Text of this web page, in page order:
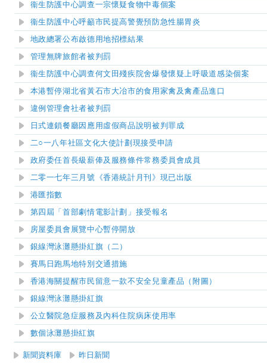
衞生防護中心調查一宗懷疑食物中毒個案
衞生防護中心呼籲市民提高警覺預防急性腸胃炎
地政總署公布啟德用地招標結果
管理無牌旅館者被判罰
衞生防護中心調查何文田殘疾院舍爆發懷疑上呼吸道感染個案
本港暫停湖北省黃石市大冶市的食用家禽及禽產品進口
違例管理會社者被判罰
日式連鎖餐廳因應用虛假商品說明被判罪成
二○一八年社區文化大使計劃現接受申請
政府委任首長級薪俸及服務條件常務委員會成員
二零一七年三月號《香港統計月刊》現已出版
港匯指數
第四屆「首部劇情電影計劃」接受報名
房屋委員會展覽中心暫停開放
銀線灣泳灘懸掛紅旗（二）
賽馬日跑馬地特別交通措施
香港海關提醒市民留意一款不安全兒童產品（附圖）
銀線灣泳灘懸掛紅旗
公立醫院急症服務及內科住院病床使用率
數個泳灘懸掛紅旗
新聞資料庫
昨日新聞